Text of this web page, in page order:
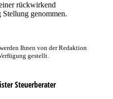
rückwirkend
genommen.
Ihnen von der Redaktion
gestellt.
Steuerberater